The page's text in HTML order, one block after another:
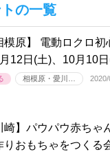
の一覧
模原】 電動ロクロ
12日(土)、10月10
相模原・愛川…
崎】パウパウ赤ち
りおもちゃをつくる